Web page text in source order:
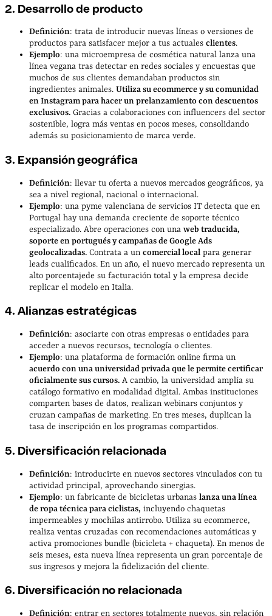
2. Desarrollo de producto
Definición: trata de introducir nuevas líneas o versiones de
productos para satisfacer mejor a tus actuales clientes.
Ejemplo: una microempresa de cosmética natural lanza una
línea vegana tras detectar en redes sociales y encuestas que
muchos de sus clientes demandaban productos sin
ingredientes animales. Utiliza su ecommerce y su comunidad
en Instagram para hacer un prelanzamiento con descuentos
exclusivos. Gracias a colaboraciones con influencers del sector
sostenible, logra más ventas en pocos meses, consolidando
además su posicionamiento de marca verde.
3. Expansión geográfica
Definición: llevar tu oferta a nuevos mercados geográficos, ya
sea a nivel regional, nacional o internacional.
Ejemplo: una pyme valenciana de servicios IT detecta que en
Portugal hay una demanda creciente de soporte técnico
especializado. Abre operaciones con una web traducida,
soporte en portugués y campañas de Google Ads
geolocalizadas. Contrata a un comercial local para generar
leads cualificados. En un año, el nuevo mercado representa un
alto porcentajede su facturación total y la empresa decide
replicar el modelo en Italia.
4. Alianzas estratégicas
Definición: asociarte con otras empresas o entidades para
acceder a nuevos recursos, tecnología o clientes.
Ejemplo: una plataforma de formación online firma un
acuerdo con una universidad privada que le permite certificar
oficialmente sus cursos. A cambio, la universidad amplía su
catálogo formativo en modalidad digital. Ambas instituciones
comparten bases de datos, realizan webinars conjuntos y
cruzan campañas de marketing. En tres meses, duplican la
tasa de inscripción en los programas compartidos.
5. Diversificación relacionada
Definición: introducirte en nuevos sectores vinculados con tu
actividad principal, aprovechando sinergias.
Ejemplo: un fabricante de bicicletas urbanas lanza una línea
de ropa técnica para ciclistas, incluyendo chaquetas
impermeables y mochilas antirrobo. Utiliza su ecommerce,
realiza ventas cruzadas con recomendaciones automáticas y
activa promociones bundle (bicicleta + chaqueta). En menos de
seis meses, esta nueva línea representa un gran porcentaje de
sus ingresos y mejora la fidelización del cliente.
6. Diversificación no relacionada
Definición: entrar en sectores totalmente nuevos, sin relación